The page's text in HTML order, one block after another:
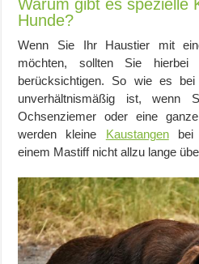
Warum gibt es spezielle
Hunde?
Wenn Sie Ihr Haustier mit
möchten, sollten Sie hierbei
berücksichtigen. So wie es
unverhältnismäßig ist, wenn
Ochsenziemer oder eine
werden kleine Kaustangenbei
einem Mastiff nicht allzu lange